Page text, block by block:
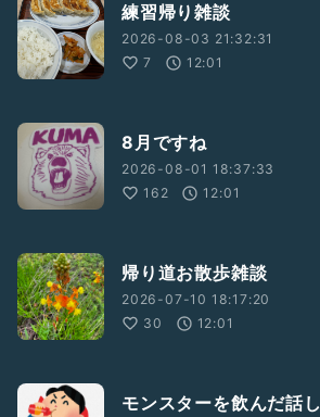
練習帰り雑談
2026-08-03 21:32:31
7
12:01
8月ですね
2026-08-01 18:37:33
162
12:01
帰り道お散歩雑談
2026-07-10 18:17:20
30
12:01
モンスターを飲んだ話し